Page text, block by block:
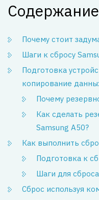
Содержание
Почему стоит
Шаги к сбросу
Подготовка
копирование
Почему
Как сделать
Samsung A50?
Как выполнить
Подготовка к
Шаги для
Сброс используя